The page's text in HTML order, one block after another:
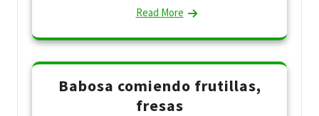
Read More
Babosa comiendo frutillas,
fresas